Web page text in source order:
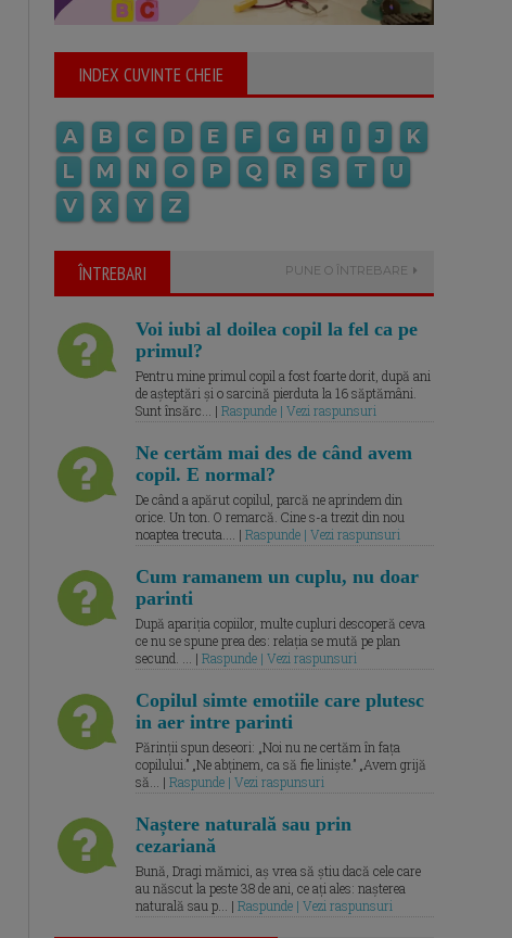
INDEX CUVINTE CHEIE
A B C D E F G H I J
K
L
M N O P Q R S T
U
V
X Y Z
ÎNTREBARI PUNE O ÎNTREBARE
Voi iubi al doilea copil la fel ca pe
primul?
Pentru mine primul copil a fost foarte dorit, după ani
de așteptări și o sarcină pierduta la 16 săptămâni.
Sunt însărc... | Raspunde | Vezi raspunsuri
Ne certăm mai des de când avem
copil. E normal?
De când a apărut copilul, parcă ne aprindem din
orice. Un ton. O remarcă. Cine s-a trezit din nou
noaptea trecuta.... | Raspunde | Vezi raspunsuri
Cum ramanem un cuplu, nu doar
parinti
După apariția copiilor, multe cupluri descoperă ceva
ce nu se spune prea des: relația se mută pe plan
secund. ... | Raspunde | Vezi raspunsuri
Copilul simte emotiile care plutesc
in aer intre parinti
Părinții spun deseori: „Noi nu ne certăm în fața
copilului.” „Ne abținem, ca să fie liniște.” „Avem grijă
să... | Raspunde | Vezi raspunsuri
Naștere naturală sau prin
cezariană
Bună, Dragi mămici, aș vrea să știu dacă cele care
au născut la peste 38 de ani, ce ați ales: nașterea
naturală sau p... | Raspunde | Vezi raspunsuri